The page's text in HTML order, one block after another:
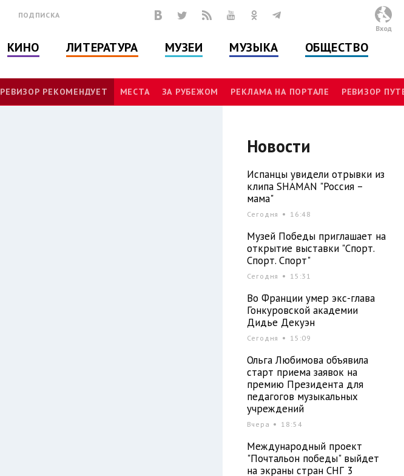
ПОДПИСКА
КИНО ЛИТЕРАТУРА МУЗЕИ МУЗЫКА ОБЩЕСТВО
Вход
РЕВИЗОР РЕКОМЕНДУЕТ МЕСТА ЗА РУБЕЖОМ РЕКЛАМА НА ПОРТАЛЕ РЕВИЗОР
Новости
Испанцы увидели отрывки из
клипа SHAMAN "Россия –
мама"
Сегодня 16:48
Музей Победы приглашает на
открытие выставки "Спорт.
Спорт. Спорт"
Сегодня 15:31
Во Франции умер экс-глава
Гонкуровской академии
Дидье Декуэн
Сегодня 15:09
Ольга Любимова объявила
старт приема заявок на
премию Президента для
педагогов музыкальных
учреждений
Вчера 18:54
Международный проект
"Почтальон победы" выйдет
на экраны стран СНГ 3